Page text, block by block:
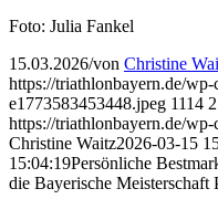
Foto: Julia Fankel
15.03.2026/von Christine
https://triathlonbayern.de/
e1773583453448.jpeg 1114
https://triathlonbayern.de/
Christine Waitz2026-03-15
15:04:19Persönliche
die Bayerische